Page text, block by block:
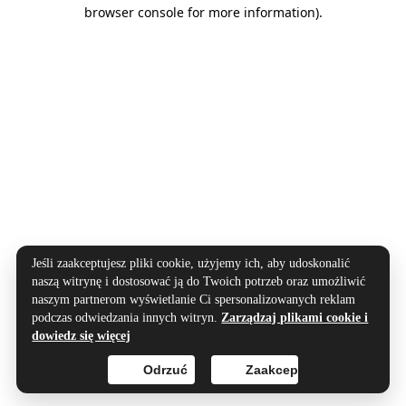
browser console for more information).
Jeśli zaakceptujesz pliki cookie, użyjemy ich, aby udoskonalić
naszą witrynę i dostosować ją do Twoich potrzeb oraz umożliwić
naszym partnerom wyświetlanie Ci spersonalizowanych reklam
podczas odwiedzania innych witryn.Zarządzaj plikami cookie i
dowiedz się więcej
Zaakceptuj
Odrzuć